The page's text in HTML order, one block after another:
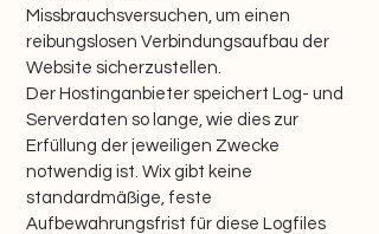
Missbrauchsversuchen, um einen
reibungslosen Verbindungsaufbau der
Website sicherzustellen.
Der Hostinganbieter speichert Log- und
Serverdaten so lange, wie dies zur
Erfüllung der jeweiligen Zwecke
notwendig ist. Wix gibt keine
standardmäßige, feste
Aufbewahrungsfrist für diese Logfiles